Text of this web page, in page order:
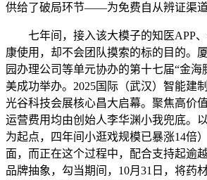
供给了破局环节——为免费自从辨证渠道
七年间，接入该大模子的知医APP、
康使用，却不会团队摸索的标的目的。
园办理公司等单元协办的第十七届“金海
美成功举办。2025国际（武汉）智能建
光谷科技会展核心昌大启幕。聚焦高价
运营费用均由创始人李华渊小我兜底。
为起点，四年间小逛戏规模已暴涨14倍
面，而正在这个过程中，配合支持起逾
品牌抽象，勾当期间，10月31日，将药